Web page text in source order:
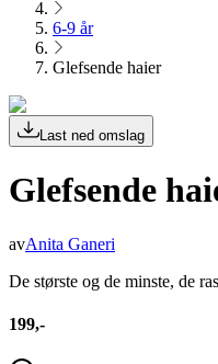
6-9 år
Glefsende haier
Last ned omslag
Glefsende
avAnita Ganeri
De største og de minste, de
199,-